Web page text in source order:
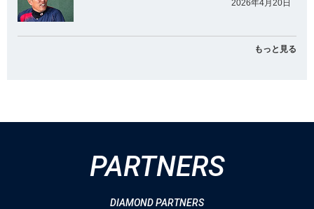
2026年4月20日
もっと見る
PARTNERS
DIAMOND PARTNERS